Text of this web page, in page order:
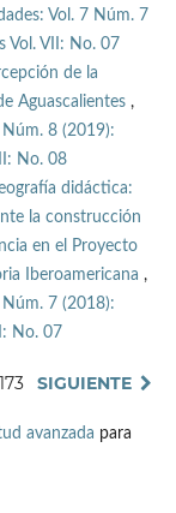
Vol. 7 Núm. 7
Vol. VII: No. 07
de la
Aguascalientes ,
Núm. 8 (2019):
No. 08
didáctica:
la construcción
en el Proyecto
Iberoamericana ,
Núm. 7 (2018):
No. 07
SIGUIENTE
avanzada para